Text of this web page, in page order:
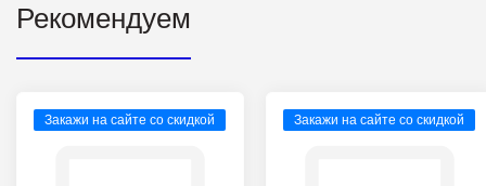
Рекомендуем
Закажи на сайте со скидкой Закажи на сайте со скидкой